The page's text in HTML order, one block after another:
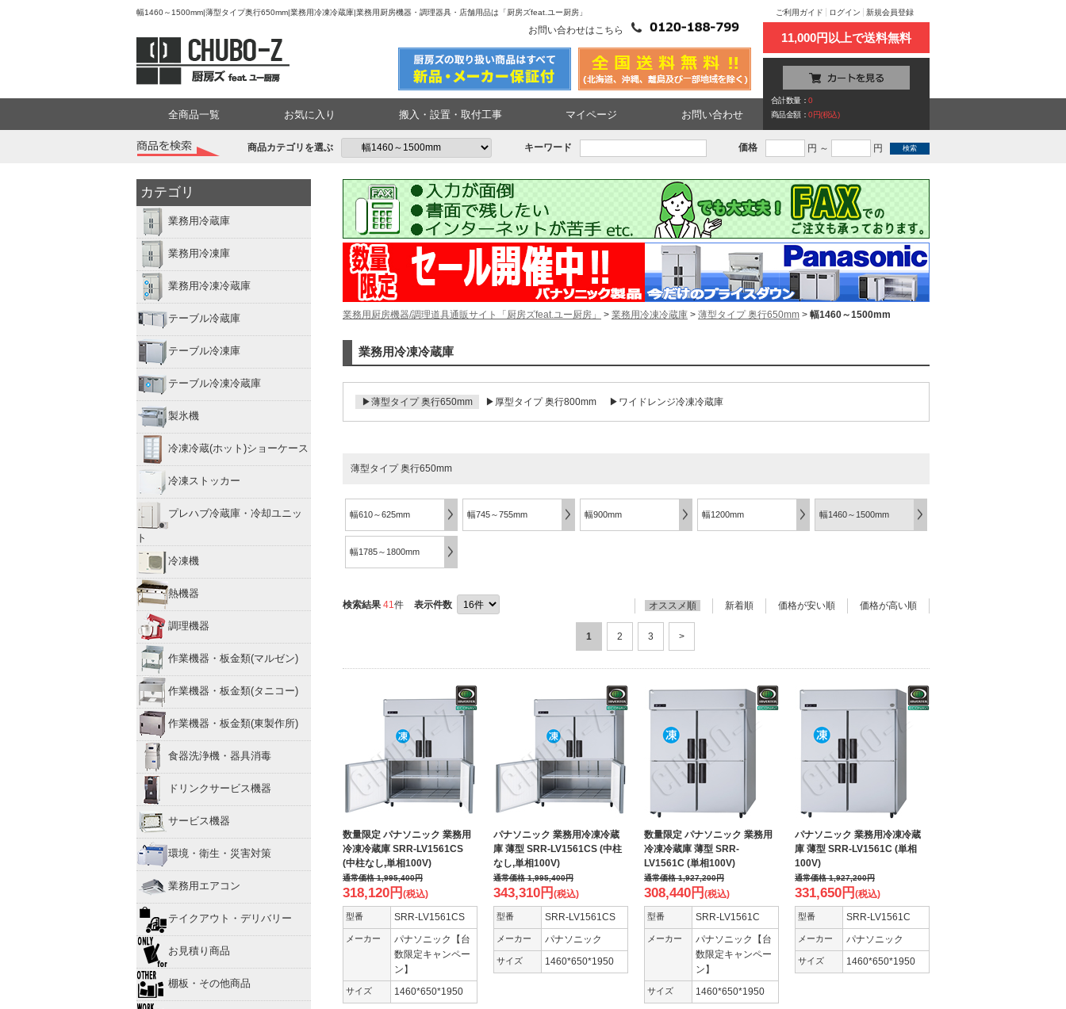
幅1460～1500mm|薄型タイプ奥行650mm|業務用冷凍冷蔵庫|業務用厨房機器・調理器具・店舗用品は「厨房ズfeat.ユー厨房」
お問い合わせはこちら
ご利用ガイド ログイン 新規会員登録
11,000円以上で送料無料
合計数量：0
商品金額：0円(税込)
全商品一覧 お気に入り 搬入・設置・取付工事 マイページ お問い合わせ
商品カテゴリを選ぶ キーワード 価格 円 ～ 円
カテゴリ
業務用冷蔵庫
業務用冷凍庫
業務用冷凍冷蔵庫
テーブル冷蔵庫
テーブル冷凍庫
テーブル冷凍冷蔵庫
製氷機
冷凍冷蔵(ホット)ショーケース
冷凍ストッカー
プレハブ冷蔵庫・冷却ユニッ
ト
冷凍機
熱機器
調理機器
作業機器・板金類(マルゼン)
作業機器・板金類(タニコー)
作業機器・板金類(東製作所)
食器洗浄機・器具消毒
ドリンクサービス機器
サービス機器
環境・衛生・災害対策
業務用エアコン
テイクアウト・デリバリー
お見積り商品
棚板・その他商品
業務用厨房機器/調理道具通販サイト「厨房ズfeat.ユー厨房」 > 業務用冷凍冷蔵庫 > 薄型タイプ 奥行650mm > 幅1460～1500mm
業務用冷凍冷蔵庫
▶薄型タイプ 奥行650mm ▶厚型タイプ 奥行800mm ▶ワイドレンジ冷凍冷蔵庫
薄型タイプ 奥行650mm
幅610～625mm 幅745～755mm 幅900mm 幅1200mm 幅1460～1500mm
幅1785～1800mm
検索結果 41件 表示件数 オススメ順 新着順 価格が安い順 価格が高い順
1 2 3 >
数量限定 パナソニック 業務用
冷凍冷蔵庫 SRR-LV1561CS
(中柱なし,単相100V)
通常価格1,995,400円
318,120円 (税込)
型番 SRR-LV1561CS
メーカー
パナソニック【台
数限定キャンペー
ン】
サイズ 1460*650*1950
パナソニック 業務用冷凍冷蔵
庫 薄型 SRR-LV1561CS (中柱
なし,単相100V)
通常価格1,995,400円
343,310円 (税込)
型番 SRR-LV1561CS
メーカー パナソニック
サイズ 1460*650*1950
数量限定 パナソニック 業務用
冷凍冷蔵庫 薄型 SRR-
LV1561C (単相100V)
通常価格1,927,200円
308,440円 (税込)
型番 SRR-LV1561C
メーカー
パナソニック【台
数限定キャンペー
ン】
サイズ 1460*650*1950
パナソニック 業務用冷凍冷蔵
庫 薄型 SRR-LV1561C (単相
100V)
通常価格1,927,200円
331,650円 (税込)
型番 SRR-LV1561C
メーカー パナソニック
サイズ 1460*650*1950